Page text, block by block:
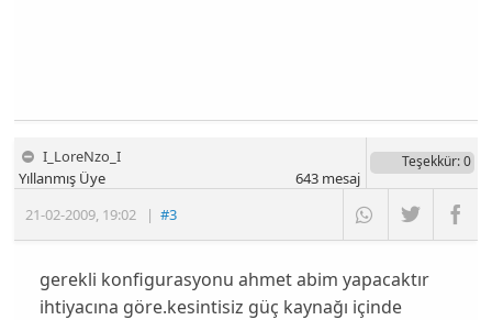
I_LoreNzo_I
21-02-2009, 19:02 |#3
Yıllanmış Üye
Teşekkür: 0
643mesaj
gerekli konfigurasyonu ahmet abim yapacaktır
ihtiyacına göre.kesintisiz güç kaynağı içinde